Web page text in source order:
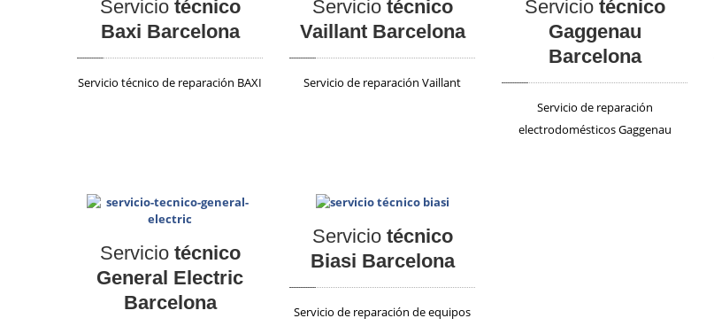
Serviciotécnico
Baxi Barcelona
Servicio técnico de reparación BAXI
Serviciotécnico
Vaillant Barcelona
Servicio de reparación Vaillant
Serviciotécnico
Gaggenau
Barcelona
Servicio de reparación
electrodomésticos Gaggenau
Serviciotécnico
General Electric
Barcelona
Serviciotécnico
Biasi Barcelona
Servicio de reparación de equipos